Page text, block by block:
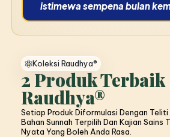
istimewa sempena bulan
Koleksi Raudhya®
2 Produk Terbaik
Raudhya®
Setiap Produk Diformulasi Dengan Teliti
Bahan Sunnah Terpilih Dan Kajian Sains
Nyata Yang Boleh Anda Rasa.